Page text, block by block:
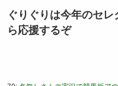
ぐりぐりは今年のセ
ら応援するぞ